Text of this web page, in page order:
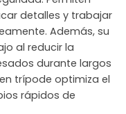
detalles y trabajar
Además, su
al reducir la
durante largos
trípode optimiza el
rápidos de